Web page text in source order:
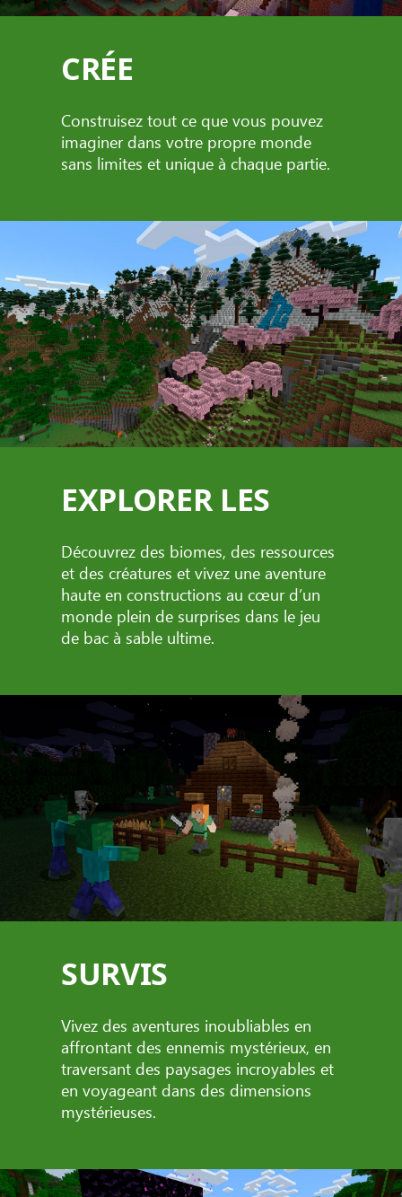
CRÉE
Construisez tout ce que vous pouvez
imaginer dans votre propre monde
sans limites et unique à chaque partie.
EXPLORER LES
Découvrez des biomes, des ressources
et des créatures et vivez une aventure
haute en constructions au cœur d’un
monde plein de surprises dans le jeu
de bac à sable ultime.
SURVIS
Vivez des aventures inoubliables en
affrontant des ennemis mystérieux, en
traversant des paysages incroyables et
en voyageant dans des dimensions
mystérieuses.